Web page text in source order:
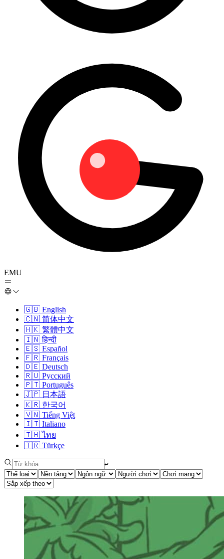
EMU
🇬🇧 English
🇨🇳 简体中文
🇭🇰 繁體中文
🇮🇳 हिन्दी
🇪🇸 Español
🇫🇷 Français
🇩🇪 Deutsch
🇷🇺 Русский
🇵🇹 Português
🇯🇵 日本語
🇰🇷 한국어
🇻🇳 Tiếng Việt
🇮🇹 Italiano
🇹🇭 ไทย
🇹🇷 Türkçe
↩︎